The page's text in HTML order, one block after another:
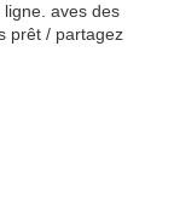
aves des
prêt / partagez